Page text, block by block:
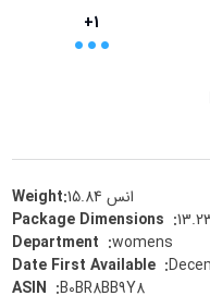
+1
...
Weight:15.84 انس
:
:womens
:
:B0BR8BB9Y8